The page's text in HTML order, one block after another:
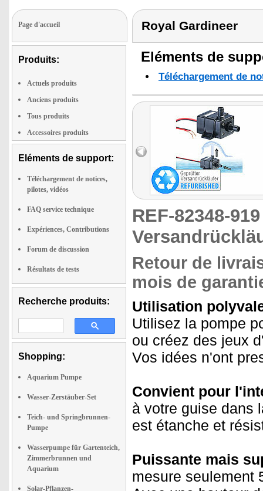
Page d'accueil
Produits:
Actuels produits
Anciens produits
Tous produits
Accessoires produits
Eléments de support:
Téléchargement de notices,
pilotes, vidéos
FAQ service technique
Expériences, Contributions
Forum de discussion
Résultats de tests
Recherche produits:
Shopping:
Aquarium Pumpe
Wasser-Zerstäuber-Set
Teich- und Springbrunnen-
Pumpe
Wasserpumpe für Gartenteich,
Zimmerbrunnen und
Aquarium
Solar-Pflanzen-
Royal Gardineer
Eléments de
Téléchargement de
REF-82348-
Retour de
mois de
Utilisation
Utilisez la pompe
ou créez des jeux
Vos idées n'ont
Convient pour
à votre guise dans
est étanche et
Puissante mais
mesure seulement